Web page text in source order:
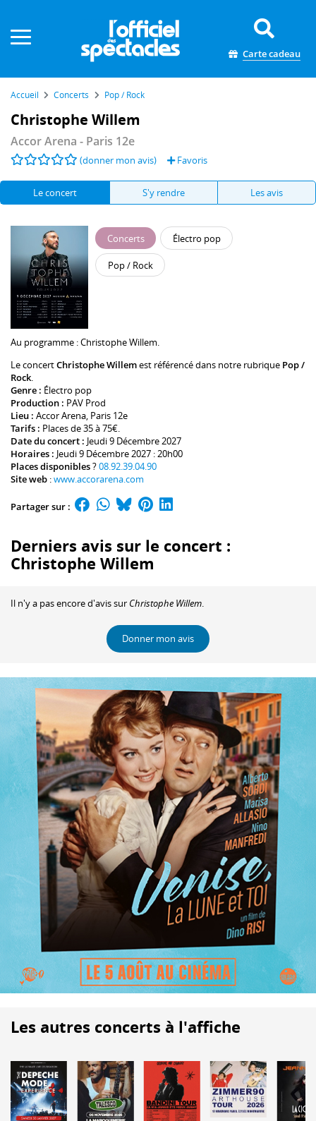
Carte cadeau
Accueil Concerts Pop / Rock
Christophe Willem
Accor Arena - Paris 12e
(donner mon avis) Favoris
Le concert S'y rendre Les avis
Concerts Électro pop
Pop / Rock
Au programme :Christophe Willem.
Le concertChristophe Willemest référencé dans notre rubrique Pop /
Rock.
Genre : Électro pop
Production : PAV Prod
Lieu : Accor Arena, Paris 12e
Tarifs : Places de 35 à 75€.
Date du concert : Jeudi 9 Décembre 2027
Horaires : Jeudi 9 Décembre 2027 : 20h00
Places disponibles?08.92.39.04.90
Site web :www.accorarena.com
Partager sur :
Derniers avis sur le concert :
Christophe Willem
Il n'y a pas encore d'avis sur Christophe Willem.
Donner mon avis
Les autres concerts à l'affiche